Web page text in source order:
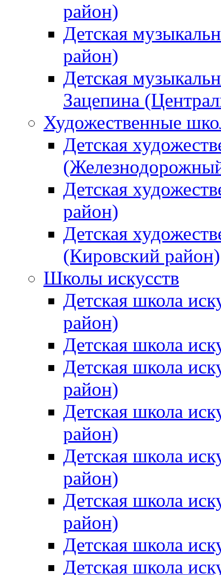
район)
Детская
район)
Детская
Зацепина
Художественные
Детская
Детская
район)
Детская
(Кировский район)
Школы искусств
Детская школа
район)
Детская школа
Детская школа
район)
Детская школа
район)
Детская школа
район)
Детская школа
район)
Детская школа
Детская школа